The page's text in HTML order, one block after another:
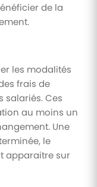
de la
les modalités
frais de
salariés. Ces
au moins un
Une
le
apparaitre sur